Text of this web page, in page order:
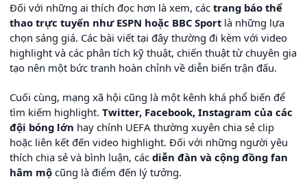
Đối với những ai thích đọc hơn là xem, các trang báo thể
thao trực tuyến như ESPN hoặc BBC Sport là những lựa
chọn sáng giá. Các bài viết tại đây thường đi kèm với video
highlight và các phân tích kỹ thuật, chiến thuật từ chuyên gia
tạo nên một bức tranh hoàn chỉnh về diễn biến trận đấu.
Cuối cùng, mạng xã hội cũng là một kênh khá phổ biến để
tìm kiếm highlight. Twitter, Facebook, Instagram của các
đội bóng lớn hay chính UEFA thường xuyên chia sẻ clip
hoặc liên kết đến video highlight. Đối với những người yêu
thích chia sẻ và bình luận, các diễn đàn và cộng đồng fan
hâm mộ cũng là điểm đến lý tưởng.